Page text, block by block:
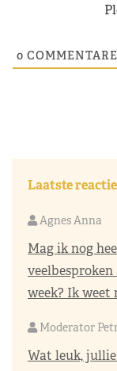
0
Laatste
Agnes Anna
Mag ik nog
week? Ik weet
Moderator
Wat leuk,